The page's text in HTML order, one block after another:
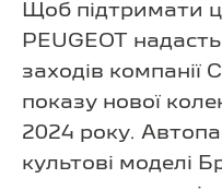
Щоб підтримати
PEUGEOT
заходів компанії
показу нової
2024 року.
культові моделі